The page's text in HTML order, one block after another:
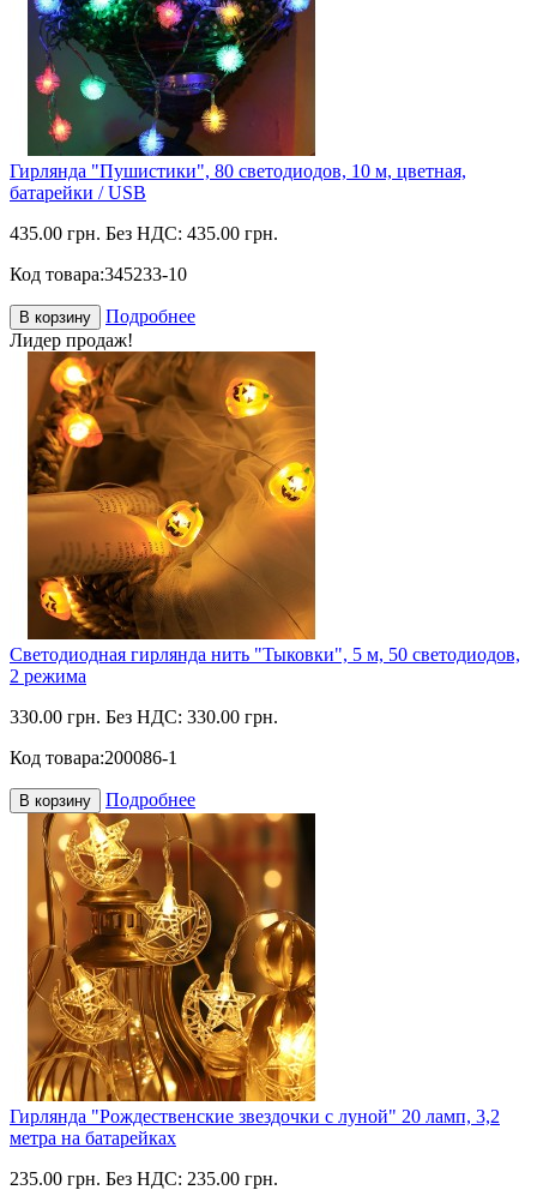
Гирлянда "Пушистики", 80 светодиодов, 10 м, цветная,
батарейки / USB
435.00 грн. Без НДС: 435.00 грн.
Код товара:345233-10
В корзину
Подробнее
Лидер продаж!
Светодиодная гирлянда нить "Тыковки", 5 м, 50 светодиодов,
2 режима
330.00 грн. Без НДС: 330.00 грн.
Код товара:200086-1
В корзину Подробнее
Гирлянда "Рождественские звездочки с луной" 20 ламп, 3,2
метра на батарейках
235.00 грн. Без НДС: 235.00 грн.